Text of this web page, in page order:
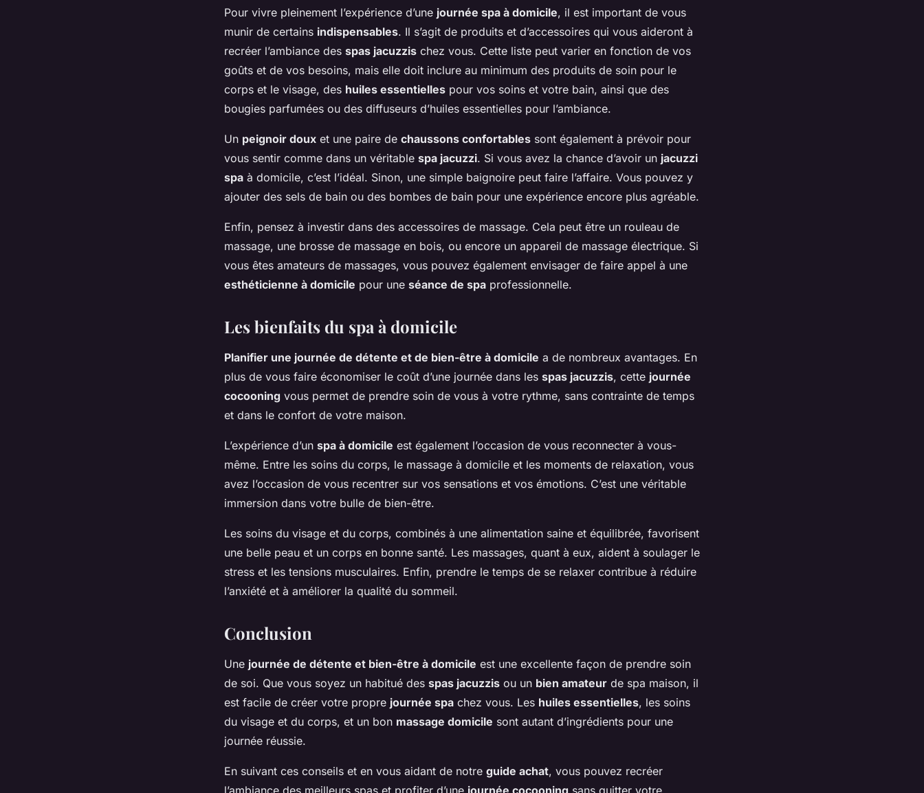
Pour vivre pleinement l’expérience d’une journée spa à domicile, il est important de vous
munir de certains indispensables. Il s’agit de produits et d’accessoires qui vous aideront à
recréer l’ambiance des spas jacuzzis chez vous. Cette liste peut varier en fonction de vos
goûts et de vos besoins, mais elle doit inclure au minimum des produits de soin pour le
corps et le visage, des huiles essentielles pour vos soins et votre bain, ainsi que des
bougies parfumées ou des diffuseurs d’huiles essentielles pour l’ambiance.
Un peignoir doux et une paire de chaussons confortables sont également à prévoir pour
vous sentir comme dans un véritable spa jacuzzi. Si vous avez la chance d’avoir un jacuzzi
spa à domicile, c’est l’idéal. Sinon, une simple baignoire peut faire l’affaire. Vous pouvez y
ajouter des sels de bain ou des bombes de bain pour une expérience encore plus agréable.
Enfin, pensez à investir dans des accessoires de massage. Cela peut être un rouleau de
massage, une brosse de massage en bois, ou encore un appareil de massage électrique. Si
vous êtes amateurs de massages, vous pouvez également envisager de faire appel à une
esthéticienne à domicile pour une séance de spa professionnelle.
Les bienfaits du spa à domicile
Planifier une journée de détente et de bien-être à domicile a de nombreux avantages. En
plus de vous faire économiser le coût d’une journée dans les spas jacuzzis, cette journée
cocooning vous permet de prendre soin de vous à votre rythme, sans contrainte de temps
et dans le confort de votre maison.
L’expérience d’un spa à domicile est également l’occasion de vous reconnecter à vous-
même. Entre les soins du corps, le massage à domicile et les moments de relaxation, vous
avez l’occasion de vous recentrer sur vos sensations et vos émotions. C’est une véritable
immersion dans votre bulle de bien-être.
Les soins du visage et du corps, combinés à une alimentation saine et équilibrée, favorisent
une belle peau et un corps en bonne santé. Les massages, quant à eux, aident à soulager le
stress et les tensions musculaires. Enfin, prendre le temps de se relaxer contribue à réduire
l’anxiété et à améliorer la qualité du sommeil.
Conclusion
Une journée de détente et bien-être à domicile est une excellente façon de prendre soin
de soi. Que vous soyez un habitué des spas jacuzzis ou un bien amateur de spa maison, il
est facile de créer votre propre journée spa chez vous. Les huiles essentielles, les soins
du visage et du corps, et un bon massage domicile sont autant d’ingrédients pour une
journée réussie.
En suivant ces conseils et en vous aidant de notre guide achat, vous pouvez recréer
l’ambiance des meilleurs spas et profiter d’une journée cocooning sans quitter votre